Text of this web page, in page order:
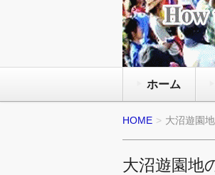
ホーム
HOME 大沼遊園
大沼遊園地